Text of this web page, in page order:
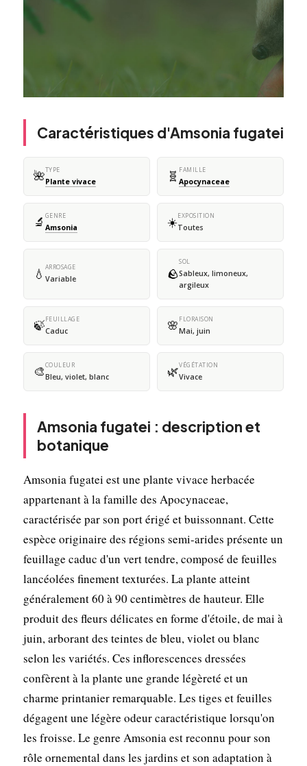
Caractéristiques d'Amsonia fugatei
🌺TYPE
Plante vivace 🧬 FAMILLE
Apocynaceae
🔬 GENRE
Amsonia ☀️EXPOSITION
Toutes
💧 ARROSAGE
Variable 🪨
SOL
Sableux, limoneux,
argileux
🍃FEUILLAGE
Caduc 🌸 FLORAISON
Mai, juin
🎨COULEUR
Bleu, violet, blanc 🌿VÉGÉTATION
Vivace
Amsonia fugatei : description et
botanique
Amsonia fugatei est une plante vivace herbacée
appartenant à la famille des Apocynaceae,
caractérisée par son port érigé et buissonnant. Cette
espèce originaire des régions semi-arides présente un
feuillage caduc d'un vert tendre, composé de feuilles
lancéolées finement texturées. La plante atteint
généralement 60 à 90 centimètres de hauteur. Elle
produit des fleurs délicates en forme d'étoile, de mai à
juin, arborant des teintes de bleu, violet ou blanc
selon les variétés. Ces inflorescences dressées
confèrent à la plante une grande légèreté et un
charme printanier remarquable. Les tiges et feuilles
dégagent une légère odeur caractéristique lorsqu'on
les froisse. Le genre Amsonia est reconnu pour son
rôle ornemental dans les jardins et son adaptation à